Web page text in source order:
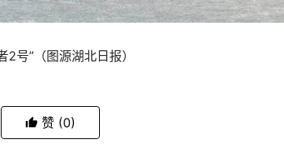
2号”（图源湖北日报）
赞 (0)